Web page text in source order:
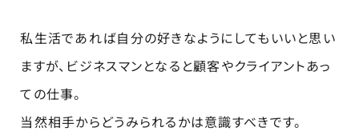
私生活であれば自分の好きなようにしてもいいと思い
ますが、ビジネスマンとなると顧客やクライアントあっ
ての仕事。
当然相手からどうみられるかは意識すべきです。